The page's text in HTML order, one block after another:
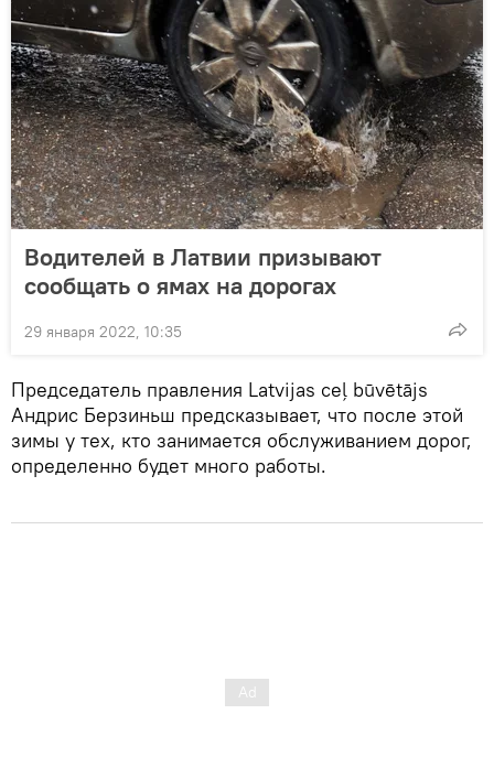
Водителей в Латвии призывают
сообщать о ямах на дорогах
29 января 2022, 10:35
Председатель правления Latvijas ceļ būvētājs
Андрис Берзиньш предсказывает, что после этой
зимы у тех, кто занимается обслуживанием дорог,
определенно будет много работы.